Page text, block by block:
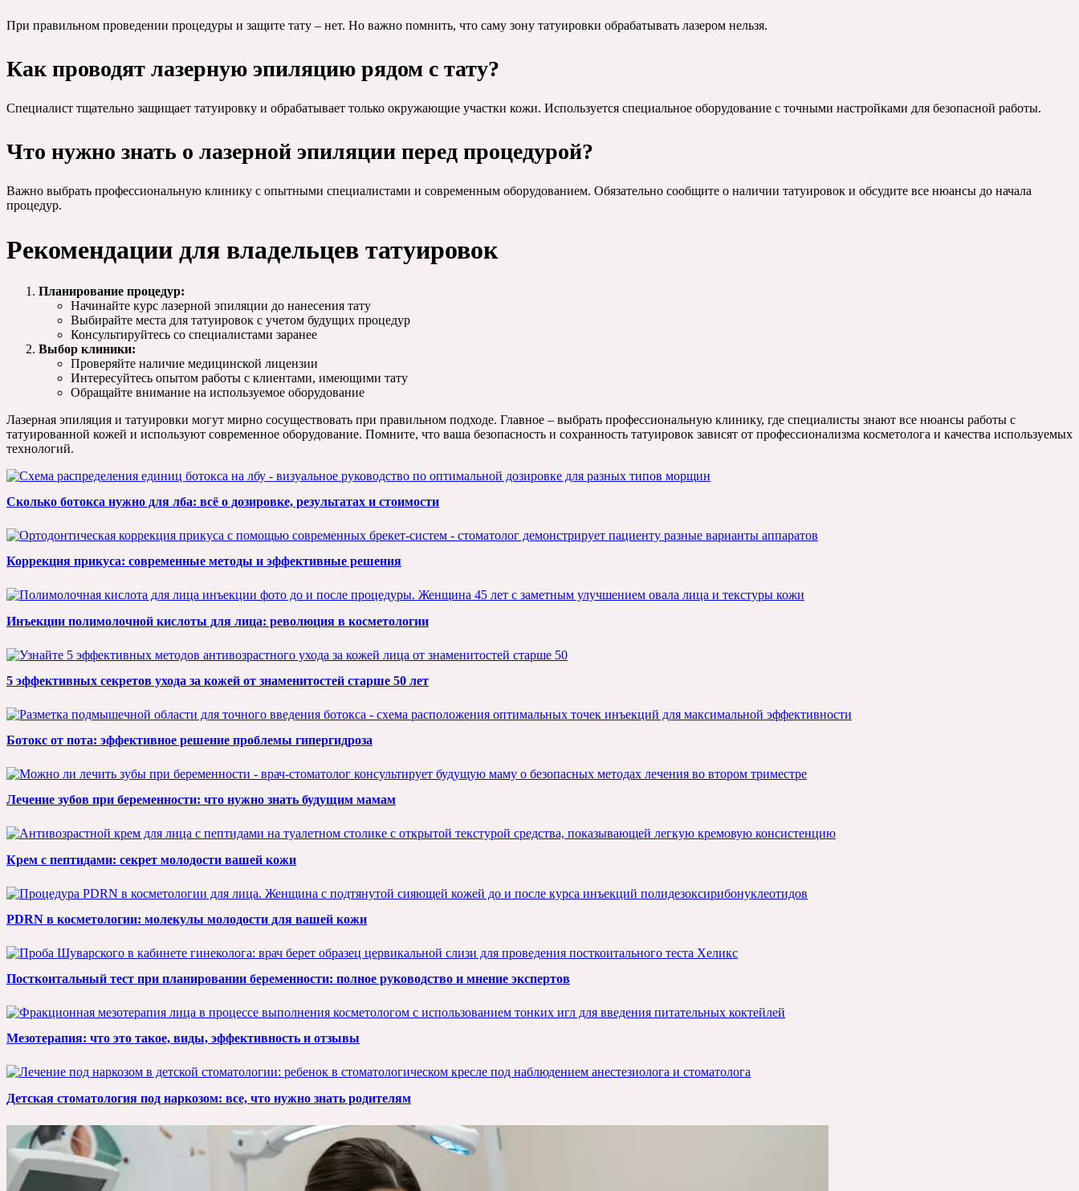
При правильном проведении процедуры и защите тату – нет. Но важно помнить, что саму зону татуировки обрабатывать лазером нельзя.
Как проводят лазерную эпиляцию рядом с тату?
Специалист тщательно защищает татуировку и обрабатывает только окружающие участки кожи. Используется специальное оборудование с точными настройками для безопасной работы.
Что нужно знать о лазерной эпиляции перед процедурой?
Важно выбрать профессиональную клинику с опытными специалистами и современным оборудованием. Обязательно сообщите о наличии татуировок и обсудите все нюансы до начала
процедур.
Рекомендации для владельцев татуировок
Планирование процедур:
Начинайте курс лазерной эпиляции до нанесения тату
Выбирайте места для татуировок с учетом будущих процедур
Консультируйтесь со специалистами заранее
Выбор клиники:
Проверяйте наличие медицинской лицензии
Интересуйтесь опытом работы с клиентами, имеющими тату
Обращайте внимание на используемое оборудование
Лазерная эпиляция и татуировки могут мирно сосуществовать при правильном подходе. Главное – выбрать профессиональную клинику, где специалисты знают все нюансы работы с
татуированной кожей и используют современное оборудование. Помните, что ваша безопасность и сохранность татуировок зависят от профессионализма косметолога и качества используемых
технологий.
Сколько ботокса нужно для лба: всё о дозировке, результатах и стоимости
Коррекция прикуса: современные методы и эффективные решения
Инъекции полимолочной кислоты для лица: революция в косметологии
5 эффективных секретов ухода за кожей от знаменитостей старше 50 лет
Ботокс от пота: эффективное решение проблемы гипергидроза
Лечение зубов при беременности: что нужно знать будущим мамам
Крем с пептидами: секрет молодости вашей кожи
PDRN в косметологии: молекулы молодости для вашей кожи
Посткоитальный тест при планировании беременности: полное руководство и мнение экспертов
Мезотерапия: что это такое, виды, эффективность и отзывы
Детская стоматология под наркозом: все, что нужно знать родителям